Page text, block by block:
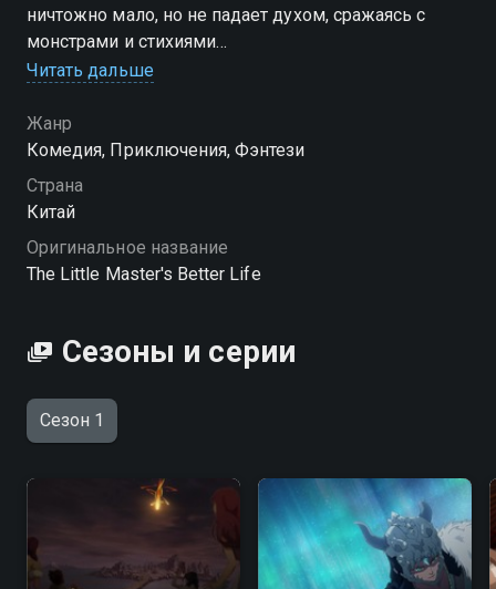
ничтожно мало, но не падает духом, сражаясь с
монстрами и стихиями
молодого господина вы можете совершенно
бесплатно в хорошем HD качестве на Смотрёшке
Читать дальше
Жанр
Комедия, Приключения, Фэнтези
Страна
Китай
Оригинальное название
The Little Master's Better Life
Сезоны и серии
Сезон 1